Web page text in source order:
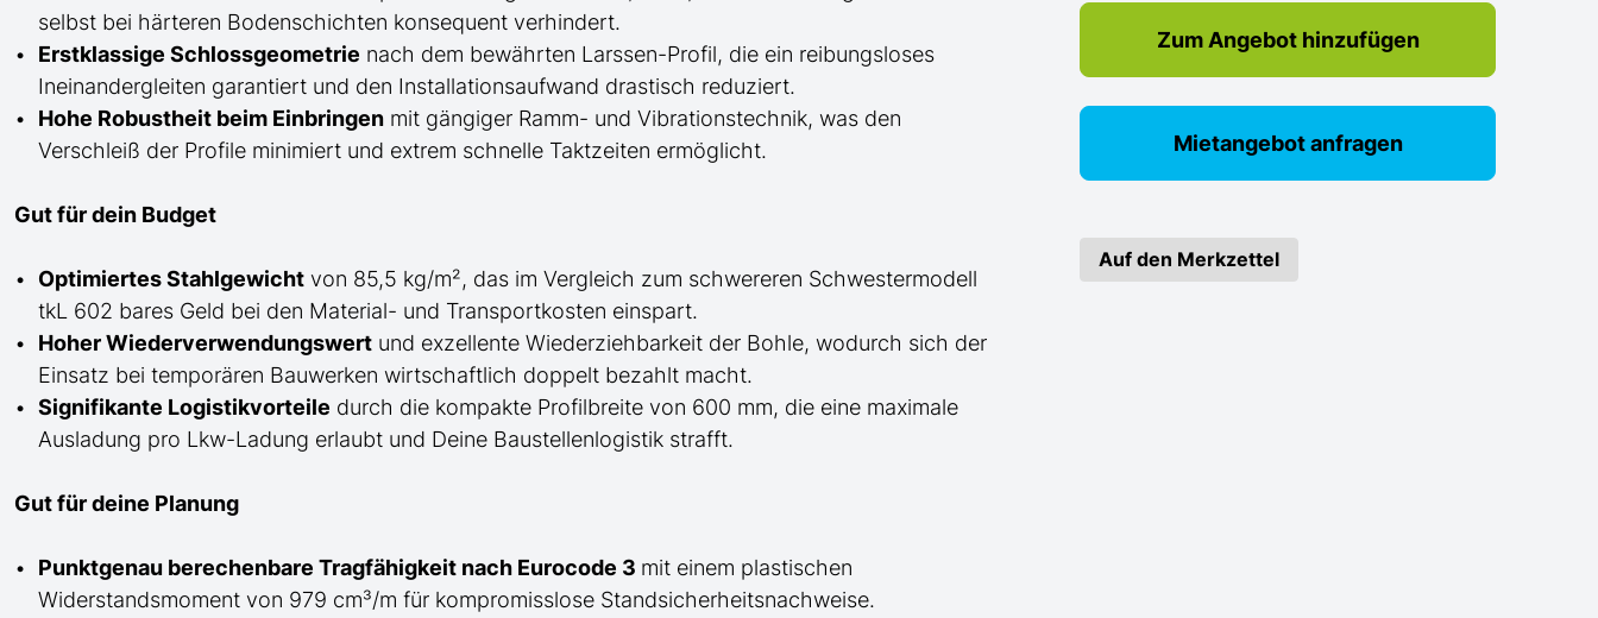
selbst bei härteren Bodenschichten konsequent verhindert.
Erstklassige Schlossgeometrie nach dem bewährten Larssen-Profil, die ein reibungsloses
Ineinandergleiten garantiert und den Installationsaufwand drastisch reduziert.
Hohe Robustheit beim Einbringen mit gängiger Ramm- und Vibrationstechnik, was den
Verschleiß der Profile minimiert und extrem schnelle Taktzeiten ermöglicht.
Gut für dein Budget
Optimiertes Stahlgewicht von 85,5 kg/m², das im Vergleich zum schwereren Schwestermodell
tkL 602 bares Geld bei den Material- und Transportkosten einspart.
Hoher Wiederverwendungswert und exzellente Wiederziehbarkeit der Bohle, wodurch sich der
Einsatz bei temporären Bauwerken wirtschaftlich doppelt bezahlt macht.
Signifikante Logistikvorteile durch die kompakte Profilbreite von 600 mm, die eine maximale
Ausladung pro Lkw-Ladung erlaubt und Deine Baustellenlogistik strafft.
Gut für deine Planung
Punktgenau berechenbare Tragfähigkeit nach Eurocode 3 mit einem plastischen
Widerstandsmoment von 979 cm³/m für kompromisslose Standsicherheitsnachweise.
Zum Angebot hinzufügen
Mietangebot anfragen
Auf den Merkzettel